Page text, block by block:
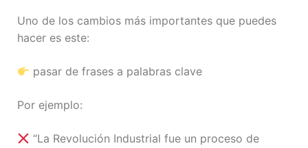
Uno de los cambios más importantes que puedes
hacer es este:
pasar de frases a palabras clave
Por ejemplo:
“La Revolución Industrial fue un proceso de